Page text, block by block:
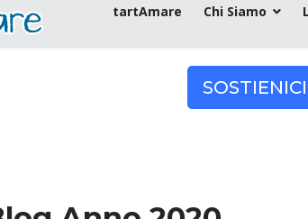
tartAmare Chi Siamo